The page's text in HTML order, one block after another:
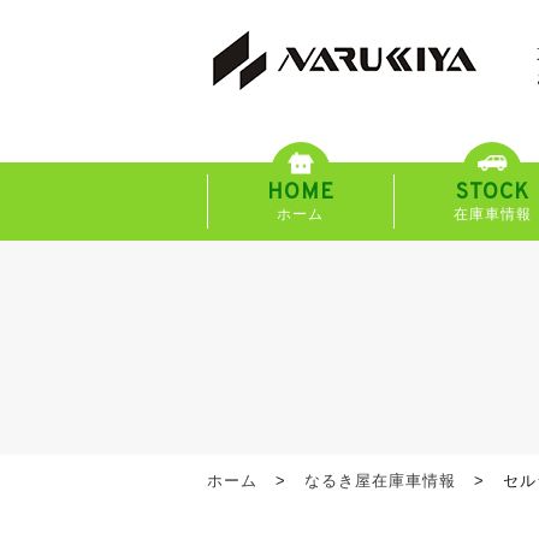
HOME
ホーム
STOCK
在庫車情報
ホーム なるき屋在庫車情報 セ